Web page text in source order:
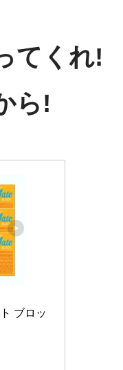
てくれ!
ら!
ブロッ